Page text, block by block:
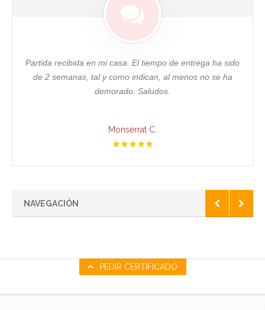
Partida recibida en mi casa. El tiempo de entrega ha sido
de 2 semanas, tal y como indican, al menos no se ha
demorado. Saludos.
Monserrat C.
NAVEGACIÓN
PEDIR CERTIFICADO